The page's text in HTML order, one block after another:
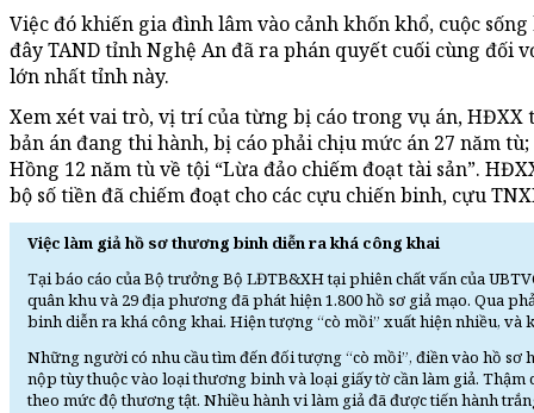
Việc đó khiến gia đình lâm vào cảnh khốn khổ, cuộc
đây TAND tỉnh Nghệ An đã ra phán quyết cuối cùng đối
lớn nhất tỉnh này.
Xem xét vai trò, vị trí của từng bị cáo trong vụ án, HĐXX
bản án đang thi hành, bị cáo phải chịu mức án 27 năm
Hồng 12 năm tù về tội “Lừa đảo chiếm đoạt tài sản”.
bộ số tiền đã chiếm đoạt cho các cựu chiến binh, cựu
Việc làm giả hồ sơ thương binh diễn ra khá công khai
Tại báo cáo của Bộ trưởng Bộ LĐTB&XH tại phiên chất vấn của
quân khu và 29 địa phương đã phát hiện 1.800 hồ sơ giả mạo. Qua
binh diễn ra khá công khai. Hiện tượng “cò mồi” xuất hiện nhiều,
Những người có nhu cầu tìm đến đối tượng “cò mồi”, điền vào hồ sơ
nộp tùy thuộc vào loại thương binh và loại giấy tờ cần làm giả. Thậm
theo mức độ thương tật. Nhiều hành vi làm giả đã được tiến hành